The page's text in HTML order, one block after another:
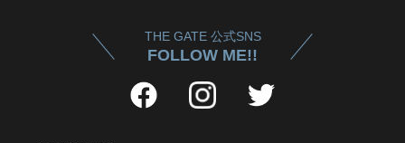
THE GATE 公式SNS
FOLLOW ME!!